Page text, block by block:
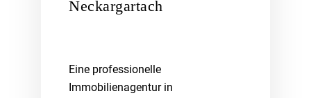
Neckargartach
Eine professionelle
Immobilienagentur in